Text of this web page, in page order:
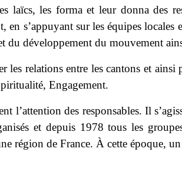
laïcs, les forma et leur donna des
s’appuyant sur les équipes
du développement du mouvement
les relations entre les cantons et
Engagement.
l’attention des responsables. Il
et depuis 1978 tous les
région de France. À cette époque,